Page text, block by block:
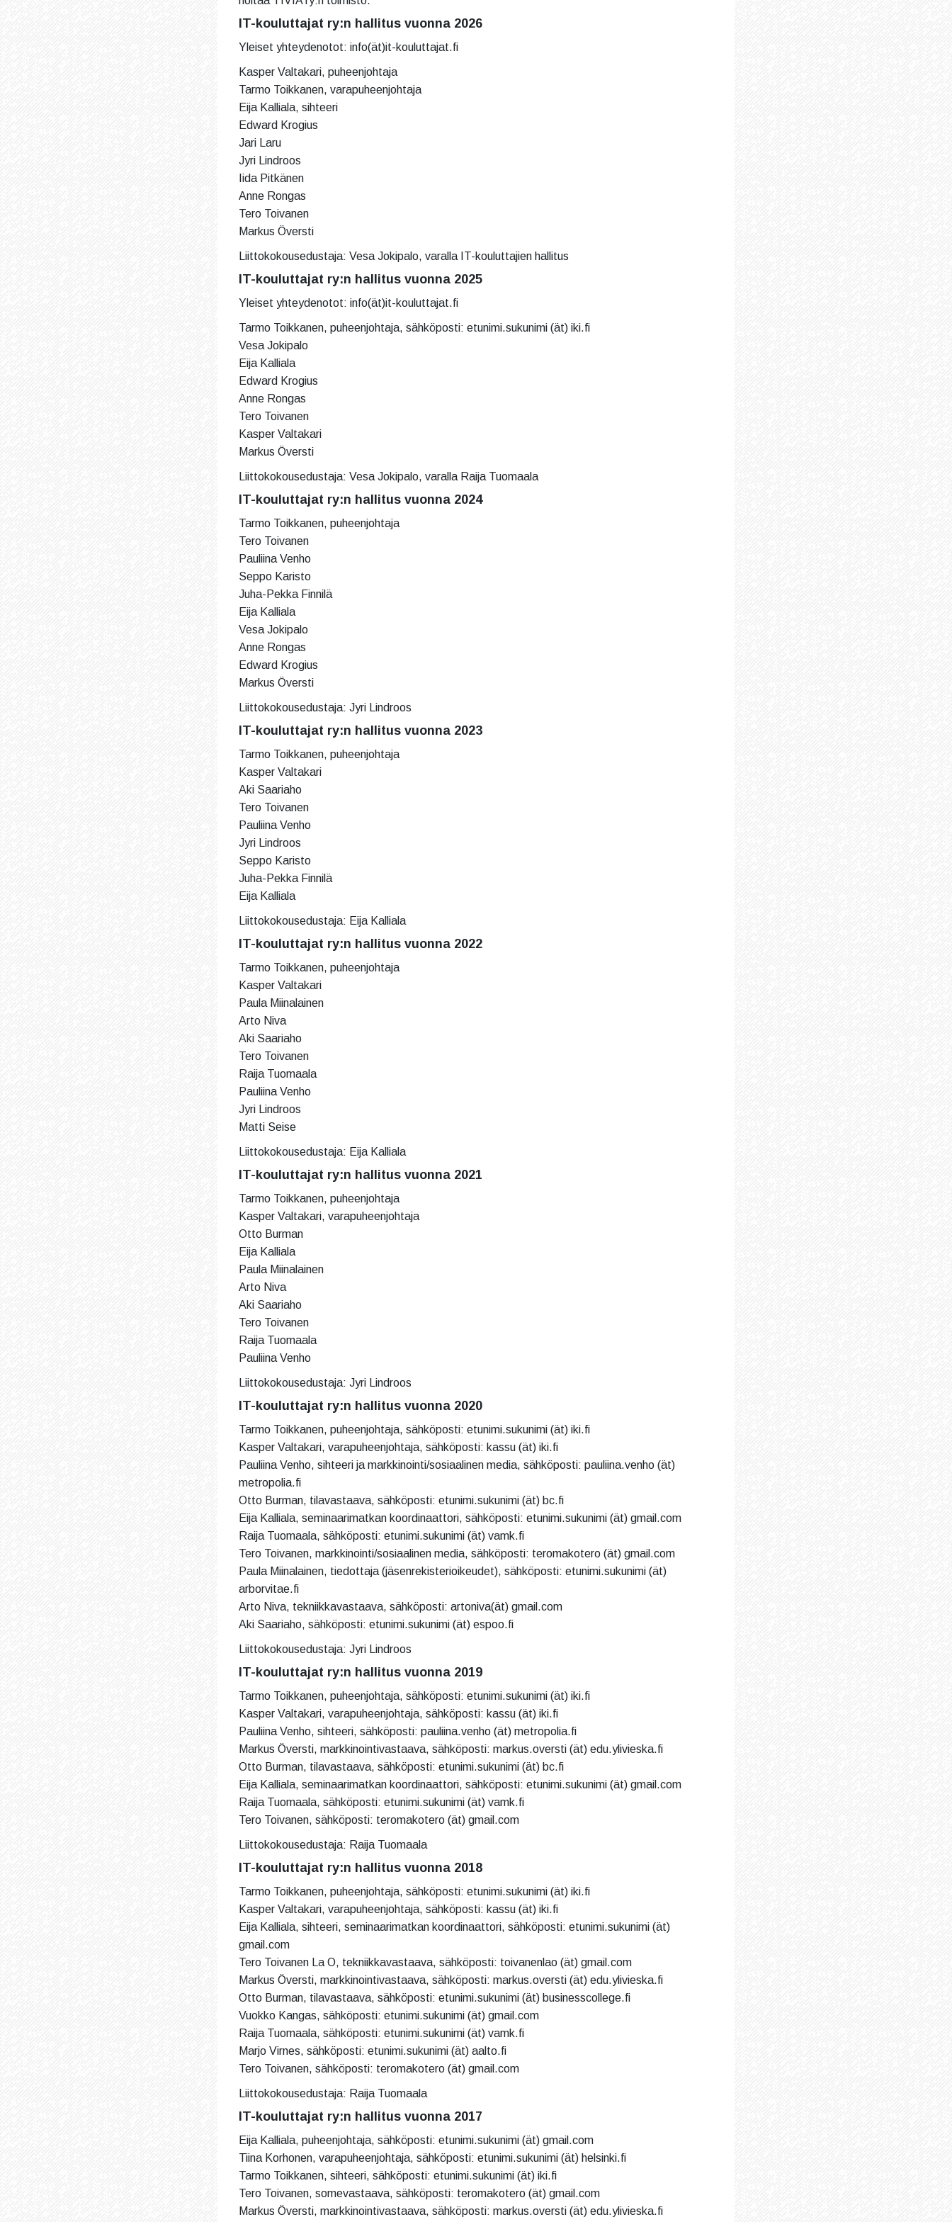
IT-kouluttajat ry:n hallitus vuonna 2026
Yleiset yhteydenotot: info(ät)it-kouluttajat.fi
Kasper Valtakari, puheenjohtaja
Tarmo Toikkanen, varapuheenjohtaja
Eija Kalliala, sihteeri
Edward Krogius
Jari Laru
Jyri Lindroos
Iida Pitkänen
Anne Rongas
Tero Toivanen
Markus Översti
Liittokokousedustaja: Vesa Jokipalo, varalla IT-kouluttajien hallitus
IT-kouluttajat ry:n hallitus vuonna 2025
Yleiset yhteydenotot: info(ät)it-kouluttajat.fi
Tarmo Toikkanen, puheenjohtaja, sähköposti: etunimi.sukunimi (ät) iki.fi
Vesa Jokipalo
Eija Kalliala
Edward Krogius
Anne Rongas
Tero Toivanen
Kasper Valtakari
Markus Översti
Liittokokousedustaja: Vesa Jokipalo, varalla Raija Tuomaala
IT-kouluttajat ry:n hallitus vuonna 2024
Tarmo Toikkanen, puheenjohtaja
Tero Toivanen
Pauliina Venho
Seppo Karisto
Juha-Pekka Finnilä
Eija Kalliala
Vesa Jokipalo
Anne Rongas
Edward Krogius
Markus Översti
Liittokokousedustaja: Jyri Lindroos
IT-kouluttajat ry:n hallitus vuonna 2023
Tarmo Toikkanen, puheenjohtaja
Kasper Valtakari
Aki Saariaho
Tero Toivanen
Pauliina Venho
Jyri Lindroos
Seppo Karisto
Juha-Pekka Finnilä
Eija Kalliala
Liittokokousedustaja: Eija Kalliala
IT-kouluttajat ry:n hallitus vuonna 2022
Tarmo Toikkanen, puheenjohtaja
Kasper Valtakari
Paula Miinalainen
Arto Niva
Aki Saariaho
Tero Toivanen
Raija Tuomaala
Pauliina Venho
Jyri Lindroos
Matti Seise
Liittokokousedustaja: Eija Kalliala
IT-kouluttajat ry:n hallitus vuonna 2021
Tarmo Toikkanen, puheenjohtaja
Kasper Valtakari, varapuheenjohtaja
Otto Burman
Eija Kalliala
Paula Miinalainen
Arto Niva
Aki Saariaho
Tero Toivanen
Raija Tuomaala
Pauliina Venho
Liittokokousedustaja: Jyri Lindroos
IT-kouluttajat ry:n hallitus vuonna 2020
Tarmo Toikkanen, puheenjohtaja, sähköposti: etunimi.sukunimi (ät) iki.fi
Kasper Valtakari, varapuheenjohtaja, sähköposti: kassu (ät) iki.fi
Pauliina Venho, sihteeri ja markkinointi/sosiaalinen media, sähköposti: pauliina.venho (ät)
metropolia.fi
Otto Burman, tilavastaava, sähköposti: etunimi.sukunimi (ät) bc.fi
Eija Kalliala, seminaarimatkan koordinaattori, sähköposti: etunimi.sukunimi (ät) gmail.com
Raija Tuomaala, sähköposti: etunimi.sukunimi (ät) vamk.fi
Tero Toivanen, markkinointi/sosiaalinen media, sähköposti: teromakotero (ät) gmail.com
Paula Miinalainen, tiedottaja (jäsenrekisterioikeudet), sähköposti: etunimi.sukunimi (ät)
arborvitae.fi
Arto Niva, tekniikkavastaava, sähköposti: artoniva(ät) gmail.com
Aki Saariaho, sähköposti: etunimi.sukunimi (ät) espoo.fi
Liittokokousedustaja: Jyri Lindroos
IT-kouluttajat ry:n hallitus vuonna 2019
Tarmo Toikkanen, puheenjohtaja, sähköposti: etunimi.sukunimi (ät) iki.fi
Kasper Valtakari, varapuheenjohtaja, sähköposti: kassu (ät) iki.fi
Pauliina Venho, sihteeri, sähköposti: pauliina.venho (ät) metropolia.fi
Markus Översti, markkinointivastaava, sähköposti: markus.oversti (ät) edu.ylivieska.fi
Otto Burman, tilavastaava, sähköposti: etunimi.sukunimi (ät) bc.fi
Eija Kalliala, seminaarimatkan koordinaattori, sähköposti: etunimi.sukunimi (ät) gmail.com
Raija Tuomaala, sähköposti: etunimi.sukunimi (ät) vamk.fi
Tero Toivanen, sähköposti: teromakotero (ät) gmail.com
Liittokokousedustaja: Raija Tuomaala
IT-kouluttajat ry:n hallitus vuonna 2018
Tarmo Toikkanen, puheenjohtaja, sähköposti: etunimi.sukunimi (ät) iki.fi
Kasper Valtakari, varapuheenjohtaja, sähköposti: kassu (ät) iki.fi
Eija Kalliala, sihteeri, seminaarimatkan koordinaattori, sähköposti: etunimi.sukunimi (ät)
gmail.com
Tero Toivanen La O, tekniikkavastaava, sähköposti: toivanenlao (ät) gmail.com
Markus Översti, markkinointivastaava, sähköposti: markus.oversti (ät) edu.ylivieska.fi
Otto Burman, tilavastaava, sähköposti: etunimi.sukunimi (ät) businesscollege.fi
Vuokko Kangas, sähköposti: etunimi.sukunimi (ät) gmail.com
Raija Tuomaala, sähköposti: etunimi.sukunimi (ät) vamk.fi
Marjo Virnes, sähköposti: etunimi.sukunimi (ät) aalto.fi
Tero Toivanen, sähköposti: teromakotero (ät) gmail.com
Liittokokousedustaja: Raija Tuomaala
IT-kouluttajat ry:n hallitus vuonna 2017
Eija Kalliala, puheenjohtaja, sähköposti: etunimi.sukunimi (ät) gmail.com
Tiina Korhonen, varapuheenjohtaja, sähköposti: etunimi.sukunimi (ät) helsinki.fi
Tarmo Toikkanen, sihteeri, sähköposti: etunimi.sukunimi (ät) iki.fi
Tero Toivanen, somevastaava, sähköposti: teromakotero (ät) gmail.com
Markus Översti, markkinointivastaava, sähköposti: markus.oversti (ät) edu.ylivieska.fi